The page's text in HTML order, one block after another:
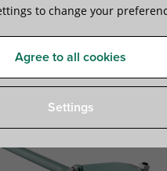
Walraven Roofing sheet
to change your
Agree to all cookies
Settings